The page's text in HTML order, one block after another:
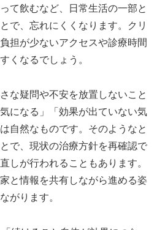
て飲むなど、日常生活の一部と
で、忘れにくくなります。クリ
担が少ないアクセスや診療時間
くなるでしょう。
な疑問や不安を放置しないこと
になる」「効果が出ていない気
自然なものです。そのようなと
で、現状の治療方針を再確認で
しが行われることもあります。
と情報を共有しながら進める姿
がります。